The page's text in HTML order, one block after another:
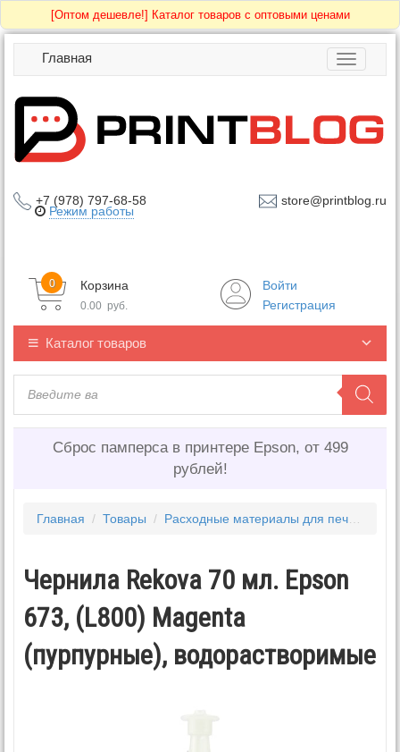
[Оптом дешевле!] Каталог товаров с оптовыми ценами
Toggle
Главная
+7 (978) 797-68-58 store@printblog.ru
Режим работы
Корзина
0
0.00 руб.
Войти
Регистрация
Каталог товаров
Сброс памперса в принтере Epson, от 499
рублей!
Главная / Товары / Расходные материалы для печати
Чернила Rekova 70 мл. Epson
673, (L800) Magenta
(пурпурные), водорастворимые